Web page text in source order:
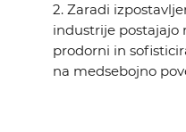
2. Zaradi
industrije postajajo
prodorni in
na medsebojno